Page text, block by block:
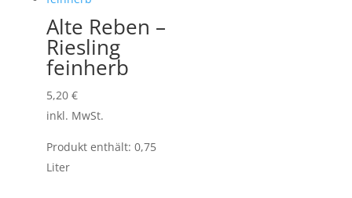
Alte Reben –
Riesling
feinherb
5,20 €
inkl. MwSt.
Produkt enthält: 0,75
Liter